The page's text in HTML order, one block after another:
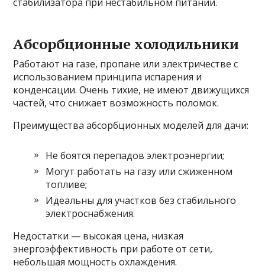
Абсорбционные холодильники
Работают на газе, пропане или электричестве с
использованием принципа испарения и
конденсации. Очень тихие, не имеют движущихся
частей, что снижает возможность поломок.
Преимущества абсорбционных моделей для дачи:
Не боятся перепадов электроэнергии;
Могут работать на газу или сжиженном
топливе;
Идеальны для участков без стабильного
электроснабжения.
Недостатки — высокая цена, низкая
энергоэффективность при работе от сети,
небольшая мощность охлаждения.